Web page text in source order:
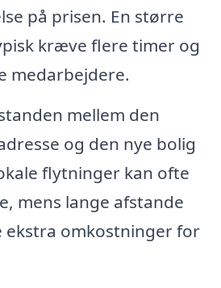
på prisen. En større
kræve flere timer og
medarbejdere.
mellem den
og den nye bolig
flytninger kan ofte
mens lange afstande
ekstra omkostninger for